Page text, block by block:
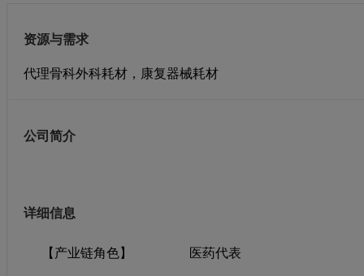
资源与需求
代理骨科外科耗材，康复器械耗材
公司简介
详细信息
【产业链角色】 医药代表